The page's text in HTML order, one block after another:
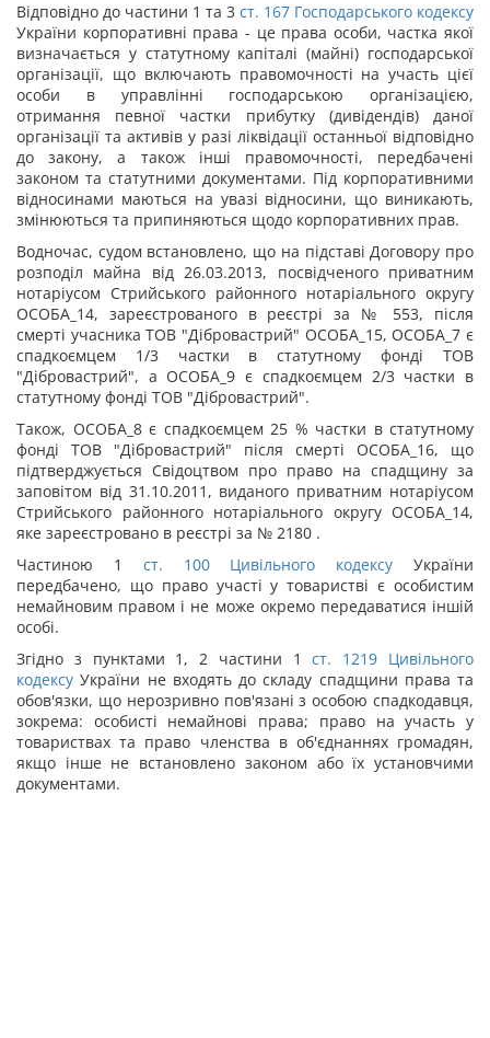
Відповідно до частини 1 та 3 ст. 167 Господарського кодексу
України корпоративні права - це права особи, частка якої
визначається у статутному капіталі (майні) господарської
організації, що включають правомочності на участь цієї
особи в управлінні господарською організацією,
отримання певної частки прибутку (дивідендів) даної
організації та активів у разі ліквідації останньої відповідно
до закону, а також інші правомочності, передбачені
законом та статутними документами. Під корпоративними
відносинами маються на увазі відносини, що виникають,
змінюються та припиняються щодо корпоративних прав.
Водночас, судом встановлено, що на підставі Договору про
розподіл майна від 26.03.2013, посвідченого приватним
нотаріусом Стрийського районного нотаріального округу
ОСОБА_14, зареєстрованого в реєстрі за № 553, після
смерті учасника ТОВ "Дібровастрий" ОСОБА_15, ОСОБА_7 є
спадкоємцем 1/3 частки в статутному фонді ТОВ
"Дібровастрий", а ОСОБА_9 є спадкоємцем 2/3 частки в
статутному фонді ТОВ "Дібровастрий".
Також, ОСОБА_8 є спадкоємцем 25 % частки в статутному
фонді ТОВ "Дібровастрий" після смерті ОСОБА_16, що
підтверджується Свідоцтвом про право на спадщину за
заповітом від 31.10.2011, виданого приватним нотаріусом
Стрийського районного нотаріального округу ОСОБА_14,
яке зареєстровано в реєстрі за № 2180 .
Частиною 1 ст. 100 Цивільного кодексу України
передбачено, що право участі у товаристві є особистим
немайновим правом і не може окремо передаватися іншій
особі.
Згідно з пунктами 1, 2 частини 1ст. 1219 Цивільного
кодексу України не входять до складу спадщини права та
обов'язки, що нерозривно пов'язані з особою спадкодавця,
зокрема: особисті немайнові права; право на участь у
товариствах та право членства в об'єднаннях громадян,
якщо інше не встановлено законом або їх установчими
документами.